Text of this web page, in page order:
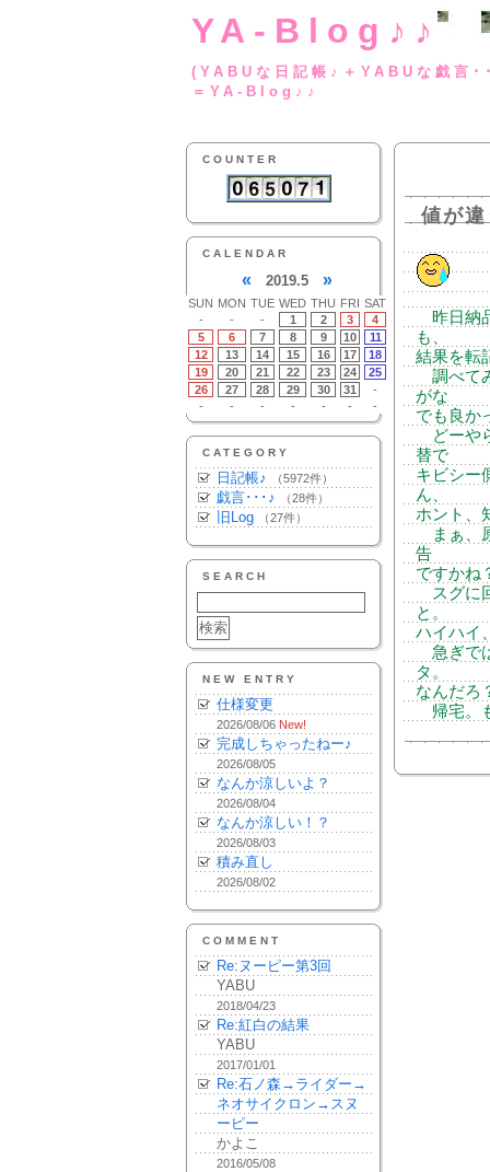
YA-Blog♪♪
(YABUな日記帳♪
＝YA-Blog♪♪
COUNTER
CALENDAR
« 2019.5 »
SUN MON TUE WED THU FRI SAT
-
- - 1 2 3
4
5
6 7 8 9 10
11
12
13 14 15 16 17
18
19
20 21 22 23 24
25
26
27 28 29 30 31
-
-
- - - - - -
CATEGORY
日記帳♪ （5972件）
戯言･･･♪ （28件）
旧Log （27件）
SEARCH
NEW ENTRY
仕様変更
2026/08/06 New!
完成しちゃったねー♪
2026/08/05
なんか涼しいよ？
2026/08/04
なんか涼しい！？
2026/08/03
積み直し
2026/08/02
COMMENT
Re:ヌーピー第3回
YABU
2018/04/23
Re:紅白の結果
YABU
2017/01/01
Re:石ノ森→ライダー→
ネオサイクロン→スヌ
ーピー
かよこ
2016/05/08
値が
昨日納
も、
結果を転
調べて
がな
でも良か
どーや
替で
キビシー
ん、
ホント、
まぁ、
告
ですかね
スグに
と。
ハイハイ
急ぎで
タ。
なんだろ
帰宅。